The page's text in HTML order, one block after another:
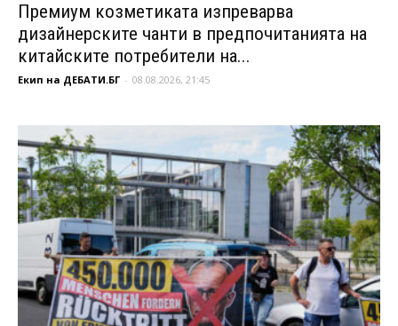
Премиум козметиката изпреварва
дизайнерските чанти в предпочитанията на
китайските потребители на...
Екип на ДЕБАТИ.БГ - 08.08.2026, 21:45